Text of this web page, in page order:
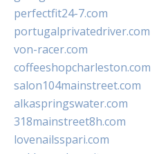
perfectfit24-7.com
portugalprivatedriver.com
von-racer.com
coffeeshopcharleston.com
salon104mainstreet.com
alkaspringswater.com
318mainstreet8h.com
lovenailsspari.com